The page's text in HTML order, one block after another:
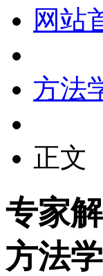
网站
方法
正文
专家
方法学